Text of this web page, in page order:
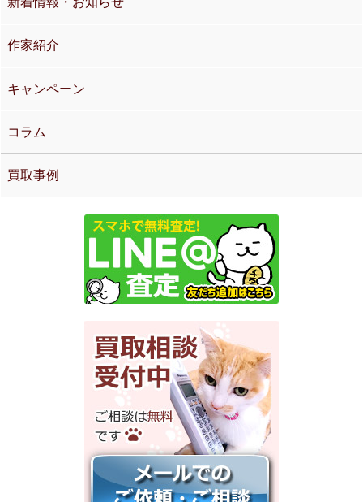
作家紹介
キャンペーン
コラム
買取事例